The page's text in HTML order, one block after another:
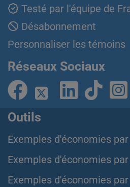
Testé par l'équipe de
Désabonnement
Personnaliser les témoins
Réseaux Sociaux
Outils
Exemples d'économies
Exemples d'économies
Exemples d'économies